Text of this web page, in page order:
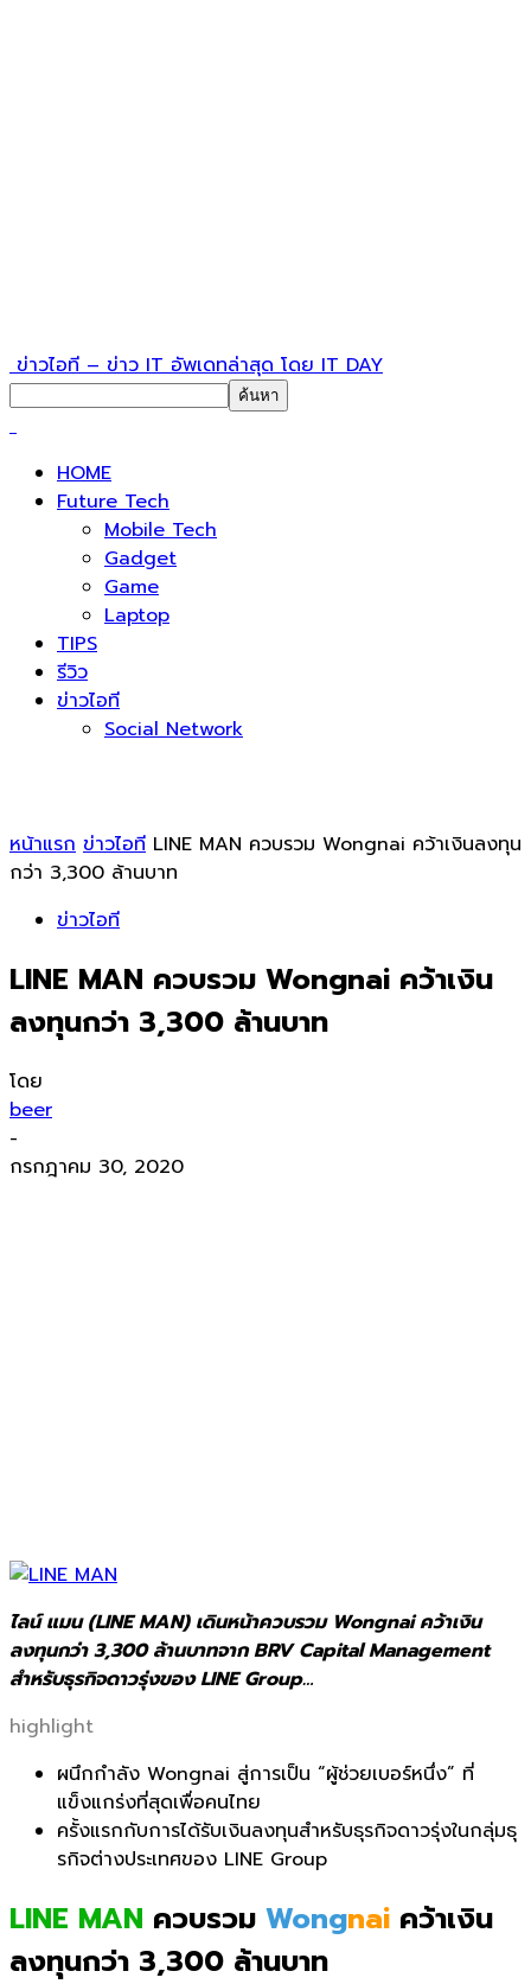
ข่าวไอที – ข่าว IT อัพเดทล่าสุด โดย IT DAY
HOME
Future Tech
Mobile Tech
Gadget
Game
Laptop
TIPS
รีวิว
ข่าวไอที
Social Network
หน้าแรก ข่าวไอที LINE MAN ควบรวม Wongnai คว้าเงินลงทุน
กว่า 3,300 ล้านบาท
ข่าวไอที
LINE MAN ควบรวม Wongnai คว้าเงิน
ลงทุนกว่า 3,300 ล้านบาท
โดย
beer
-
กรกฎาคม 30, 2020
ไลน์ แมน (LINE MAN) เดินหน้าควบรวม Wongnai คว้าเงิน
ลงทุนกว่า 3,300 ล้านบาทจาก BRV Capital Management
สำหรับธุรกิจดาวรุ่งของ LINE Group…
highlight
ผนึกกำลัง Wongnai สู่การเป็น “ผู้ช่วยเบอร์หนึ่ง” ที่
แข็งแกร่งที่สุดเพื่อคนไทย
ครั้งแรกกับการได้รับเงินลงทุนสำหรับธุรกิจดาวรุ่งในกลุ่มธุ
รกิจต่างประเทศของ LINE Group
LINE MAN ควบรวม Wongnai คว้าเงิน
ลงทุนกว่า 3,300 ล้านบาท